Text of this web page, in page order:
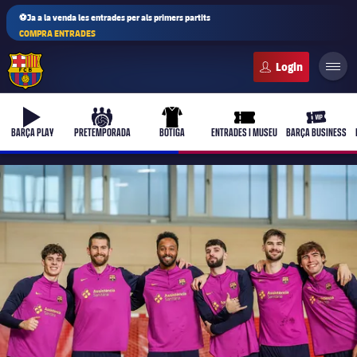
⚽Ja a la venda les entrades per als primers partits
COMPRA ENTRADES
b-play
BARÇA PLAY
culers-ball
PRETEMPORADA
uniform
BOTIGA
ticket-full
ENTRADES I MUSEU
ticket-
BARÇA BUSINESS